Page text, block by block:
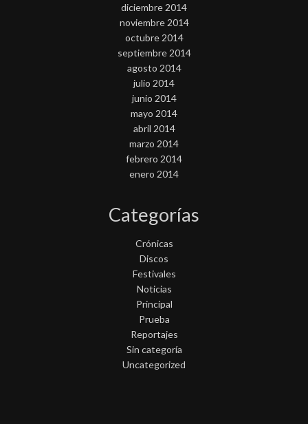
diciembre 2014
noviembre 2014
octubre 2014
septiembre 2014
agosto 2014
julio 2014
junio 2014
mayo 2014
abril 2014
marzo 2014
febrero 2014
enero 2014
Categorías
Crónicas
Discos
Festivales
Noticias
Principal
Prueba
Reportajes
Sin categoría
Uncategorized